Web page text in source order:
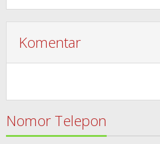
Komentar
Nomor Telepon